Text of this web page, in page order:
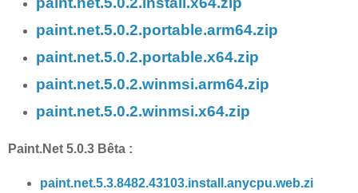
paint.net.5.0.2.portable.arm64.zip
paint.net.5.0.2.portable.x64.zip
paint.net.5.0.2.winmsi.arm64.zip
paint.net.5.0.2.winmsi.x64.zip
Paint.Net 5.0.3 Bêta :
paint.net.5.3.8482.43103.install.anycpu.web.zi